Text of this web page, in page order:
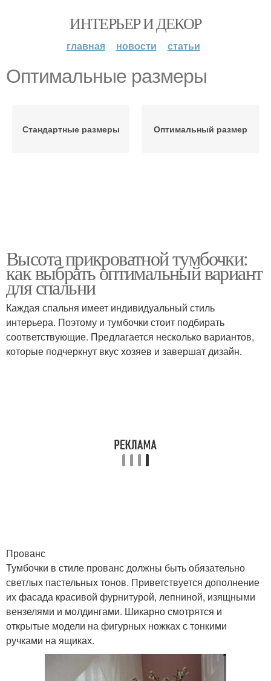
ИНТЕРЬЕР И ДЕКОР
главная новости статьи
Оптимальные размеры
Стандартные размеры Оптимальный размер
Высота прикроватной тумбочки:
как выбрать оптимальный вариант
для спальни
Каждая спальня имеет индивидуальный стиль
интерьера. Поэтому и тумбочки стоит подбирать
соответствующие. Предлагается несколько вариантов,
которые подчеркнут вкус хозяев и завершат дизайн.
Прованс
Тумбочки в стиле прованс должны быть обязательно
светлых пастельных тонов. Приветствуется дополнение
их фасада красивой фурнитурой, лепниной, изящными
вензелями и молдингами. Шикарно смотрятся и
открытые модели на фигурных ножках с тонкими
ручками на ящиках.